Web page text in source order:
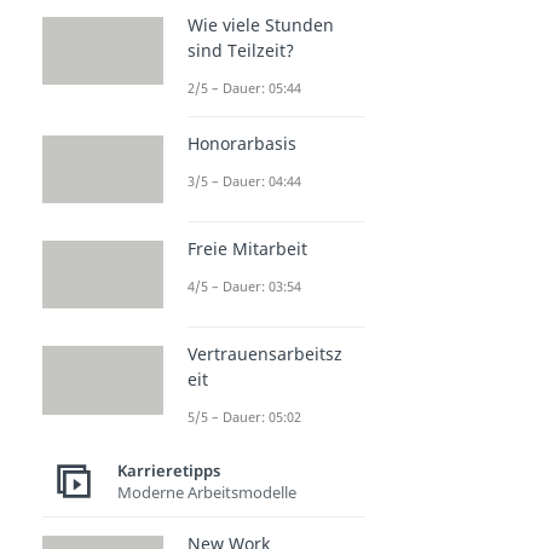
Wie viele Stunden
sind Teilzeit?
2/5 – Dauer: 05:44
Honorarbasis
3/5 – Dauer: 04:44
Freie Mitarbeit
4/5 – Dauer: 03:54
Vertrauensarbeitsz
eit
5/5 – Dauer: 05:02
Karrieretipps
Moderne Arbeitsmodelle
New Work